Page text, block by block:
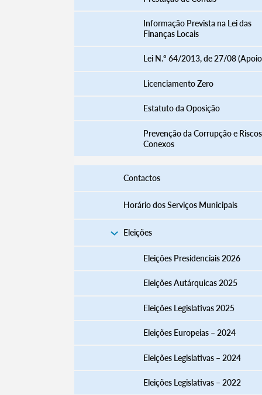
Termo de Pesquisa
Categorias gerais
Informação Prevista na Lei das
Finanças Locais
Lei N.º 64/2013, de 27/08
Licenciamento Zero
Estatuto da Oposição
Prevenção da Corrupção e Riscos
Conexos
Contactos
Horário dos Serviços Municipais
Eleições
Eleições Presidenciais 2026
Eleições Autárquicas 2025
Eleições Legislativas 2025
Eleições Europeias – 2024
Eleições Legislativas – 2024
Eleições Legislativas – 2022